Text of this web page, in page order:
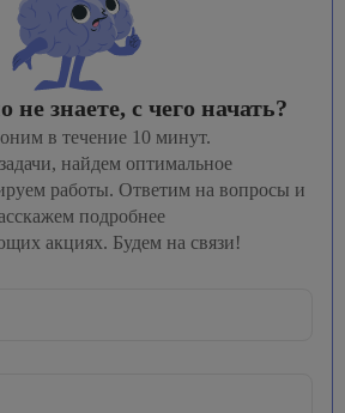
не знаете, с чего начать?
в течение 10 минут.
найдем оптимальное
работы. Ответим на вопросы и
подробнее
акциях. Будем на связи!